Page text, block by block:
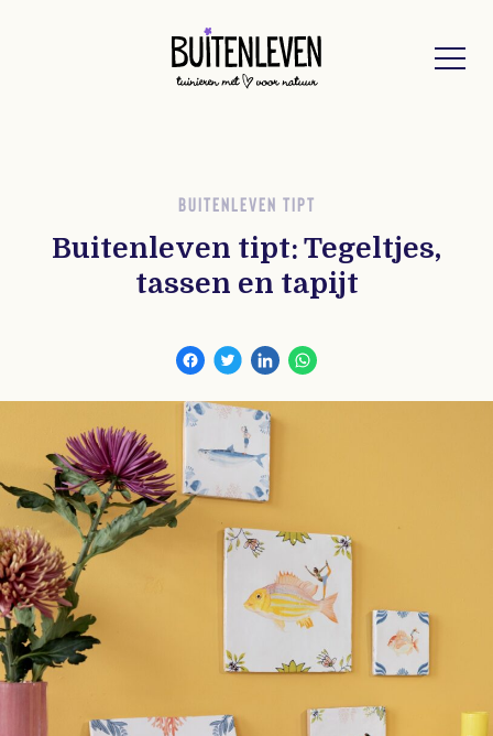
BUITENLEVEN TIPT
Buitenleven tipt: Tegeltjes,
tassen en tapijt